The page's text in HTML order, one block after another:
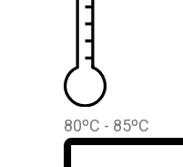
80ºC - 85ºC